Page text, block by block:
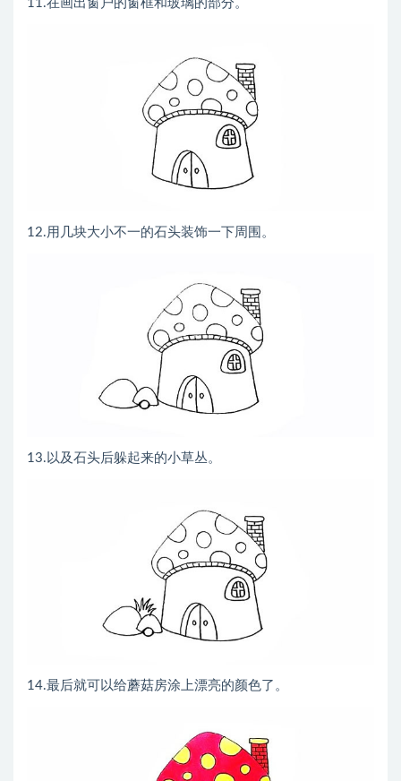
11.在画出窗户的窗框和玻璃的部分。
12.用几块大小不一的石头装饰一下周围。
13.以及石头后躲起来的小草丛。
14.最后就可以给蘑菇房涂上漂亮的颜色了。